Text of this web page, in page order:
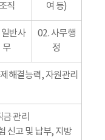
조직
여 등)
반사
무
02. 사무행
정
해결능력, 자원관리
관리
신고 및 납부, 지방